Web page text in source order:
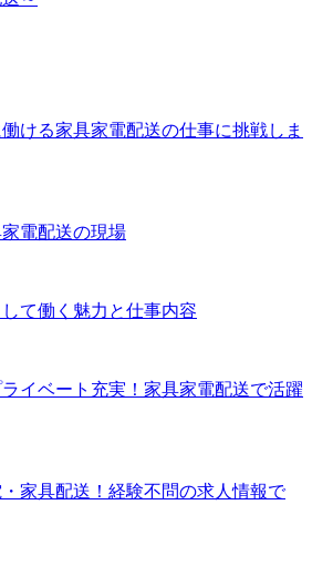
ける家具家電配送の仕事に挑戦しま
電配送の現場
て働く魅力と仕事内容
ライベート充実！家具家電配送で活躍
家具配送！経験不問の求人情報で